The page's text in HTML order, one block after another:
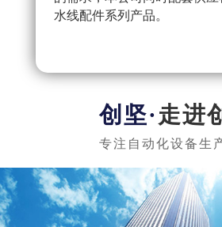
水线配件系列产品。
走进